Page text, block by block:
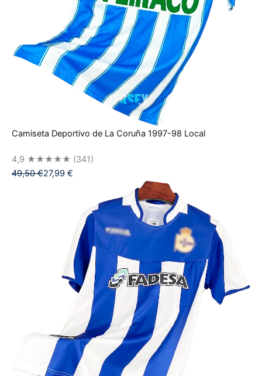
Camiseta Deportivo de La Coruña 1997-98 Local
4,9 ★★★★★ (341)
49,50€27,99 €